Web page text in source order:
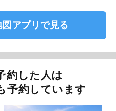
アプリで見る
約した人は
予約しています